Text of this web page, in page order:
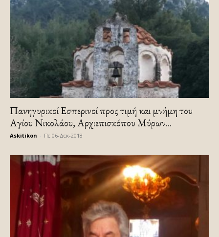
Πανηγυρικοί Εσπερινοί προς τιμή και μνήμη του
Αγίου Νικολάου, Αρχιεπισκόπου Μύρων...
Askitikon Πε 06-Δεκ-2018